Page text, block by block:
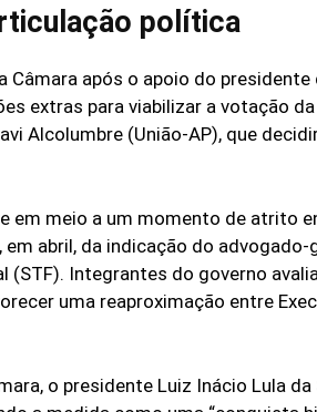
política
Câmara após o apoio do
extras para viabilizar a votação
Alcolumbre (União-AP), que
em meio a um momento de atrito
em abril, da indicação do
(STF). Integrantes do governo
uma reaproximação entre
o presidente Luiz Inácio Lula